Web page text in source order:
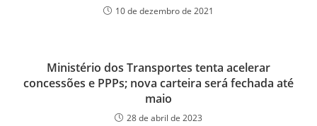
10 de dezembro de 2021
Ministério dos Transportes tenta acelerar
concessões e PPPs; nova carteira será fechada até
maio
28 de abril de 2023